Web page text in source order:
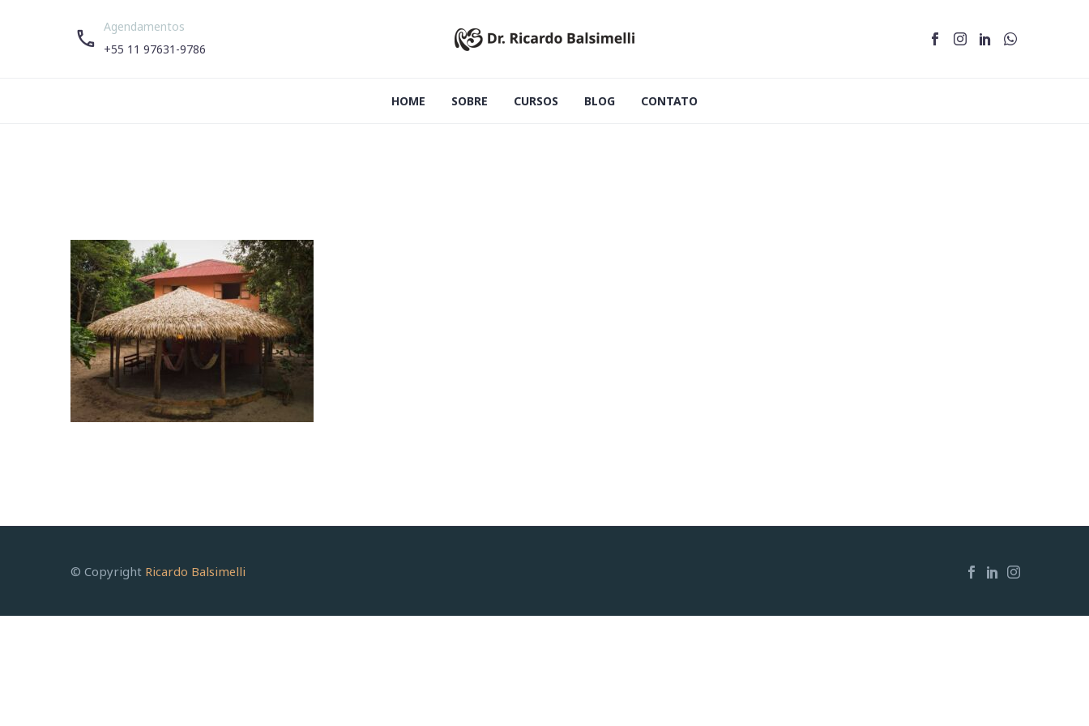


Agendamentos
+55 11 97631-9786
HOME SOBRE CURSOS BLOG CONTATO
© Copyright Ricardo Balsimelli